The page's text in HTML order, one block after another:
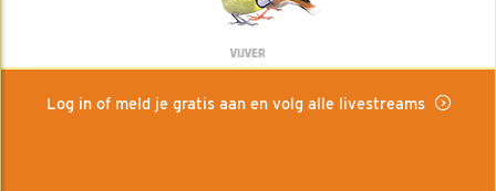
VIJVER
Log in of meld je gratis aan en volg alle livestreams